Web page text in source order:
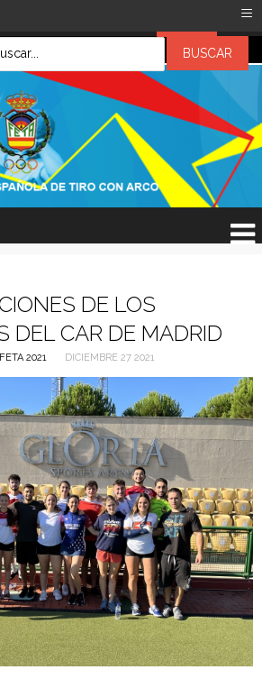
DE LOS
DEL CAR DE MADRID
2021 DICIEMBRE 27 2021
OR
≡